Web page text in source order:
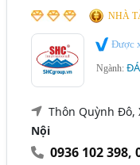
NHÀ
Được
Ngành:
Thôn Quỳnh Đô,
Nội
0936 102 398,